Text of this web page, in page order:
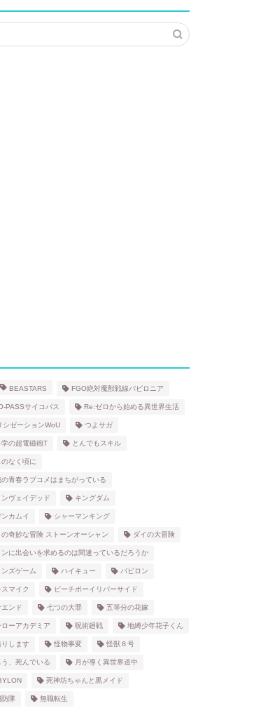
BEASTARS FGO絶対魔獣戦線バビロニア
PASSサイコパス Re:ゼロから始める異世界生活
シゼーションWoU つよサガ
学の超電磁砲T とんでもスキル
なく頃に
青春ラブコメはまちがっている
ンヴェイデッド キングダム
カムイ シャーマンキング
の奇妙な冒険 ストーンオーシャン ダイの大冒険
ンに出会いを求めるのは間違っているだろうか
ズゲーム ハイキュー バビロン
マイク ピーチボーイリバーサイド
ンド 七つの大罪 五等分の花嫁
ーアカデミア 呪術廻戦 地縛少年花子くん
します 怪物事変 怪獣８号
、死んでいる 月が導く異世界道中
死神坊ちゃんと黒メイド
隊 無職転生